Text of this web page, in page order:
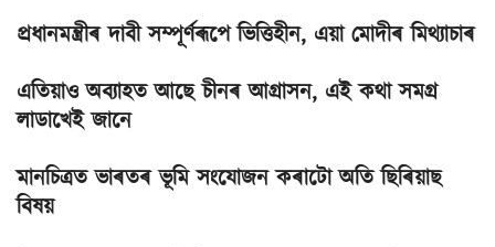
প্ৰধানমন্ত্ৰীৰ দাবী সম্পূৰ্ণৰূপে ভিত্তিহীন, এয়া মোদীৰ মিথ্যাচাৰ
এতিয়াও অব্যাহত আছে চীনৰ আগ্ৰাসন, এই কথা সমগ্ৰ
লাডাখেই জানে
মানচিত্ৰত ভাৰতৰ ভূমি সংযোজন কৰাটো অতি ছিৰিয়াছ
বিষয়